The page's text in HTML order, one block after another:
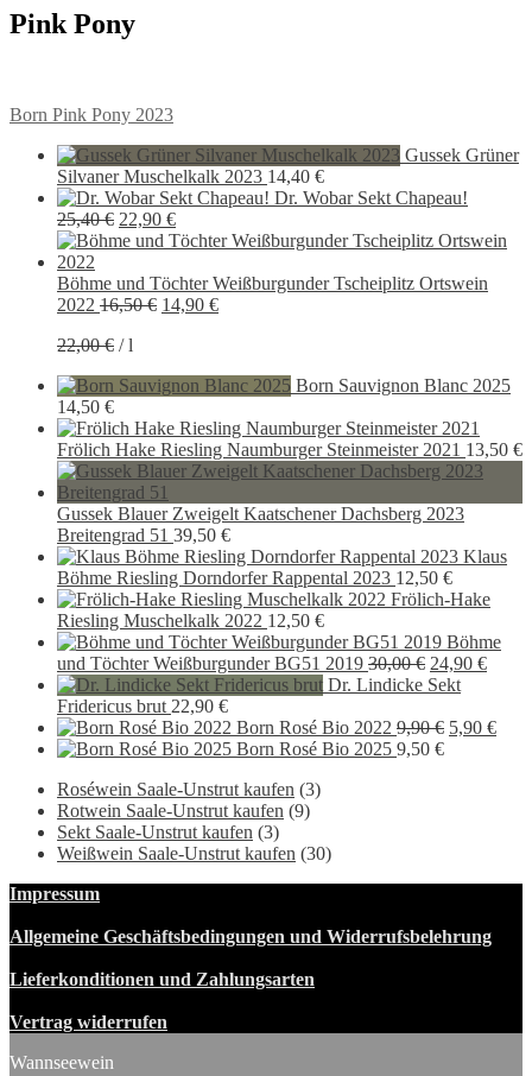
Pink Pony
Beitragsnavigation
Vorheriger
Born Pink Pony 2023
Gussek Grüner
Silvaner Muschelkalk 2023 14,40 €
Dr. Wobar Sekt Chapeau!
25,40€ Ursprünglicher
Preis
25,40 €
22,90 €Aktueller
Preis
22,90 €.
Böhme und Töchter Weißburgunder Tscheiplitz Ortswein
2022 16,50€ Ursprünglicher
14,90 €Aktueller
22,00€ /l
Born Sauvignon Blanc 2025
14,50 €
Frölich Hake Riesling Naumburger Steinmeister 2021 13,50 €
Gussek Blauer Zweigelt Kaatschener Dachsberg 2023
Breitengrad 51 39,50 €
Klaus
Böhme Riesling Dorndorfer Rappental 2023 12,50 €
Frölich-Hake
Riesling Muschelkalk 2022 12,50 €
Böhme
und Töchter Weißburgunder BG51 2019 30,00€
Preis
30,00 €
24,90 €
Dr. Lindicke Sekt
Fridericus brut 22,90 €
Born Rosé Bio 2022 9,90€ 5,90 €
Born Rosé Bio 2025 9,50 €
Roséwein Saale-Unstrut kaufen (3)
Rotwein Saale-Unstrut kaufen (9)
Sekt Saale-Unstrut kaufen (3)
Weißwein Saale-Unstrut kaufen (30)
Impressum
Allgemeine Geschäftsbedingungen und Widerrufsbelehrung
Lieferkonditionen und Zahlungsarten
Vertrag widerrufen
Wannseewein